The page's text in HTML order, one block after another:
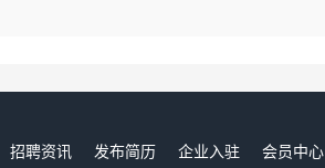
招聘资讯 发布简历 企业入驻 会员中心